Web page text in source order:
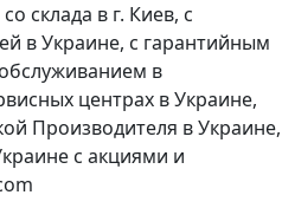
склада в г. Киев, с
в Украине, с гарантийным
в
центрах в Украине,
Производителя в Украине,
с акциями и